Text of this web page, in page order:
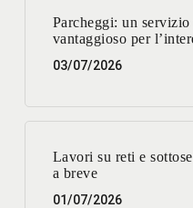
Parcheggi: un
vantaggioso per
03/07/2026
Lavori su reti e
a breve
01/07/2026